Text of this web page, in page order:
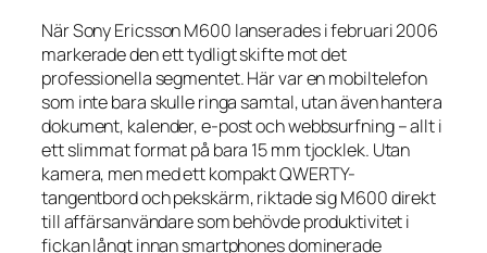
När Sony Ericsson M600 lanserades i februari 2006
markerade den ett tydligt skifte mot det
professionella segmentet. Här var en mobiltelefon
som inte bara skulle ringa samtal, utan även hantera
dokument, kalender, e-post och webbsurfning – allt i
ett slimmat format på bara 15 mm tjocklek. Utan
kamera, men med ett kompakt QWERTY-
tangentbord och pekskärm, riktade sig M600 direkt
till affärsanvändare som behövde produktivitet i
fickan långt innan smartphones dominerade